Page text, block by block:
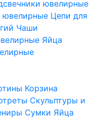
ювелирные
ювелирные Цепи для
Чаши
Яйца
Корзина
Скульптуры и
Сумки Яйца